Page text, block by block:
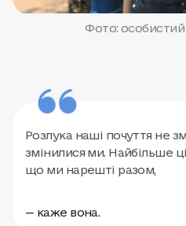
Фото: особистий
Розлука наші почуття не
змінилися ми. Найбільше
що ми нарешті разом,
— каже вона.